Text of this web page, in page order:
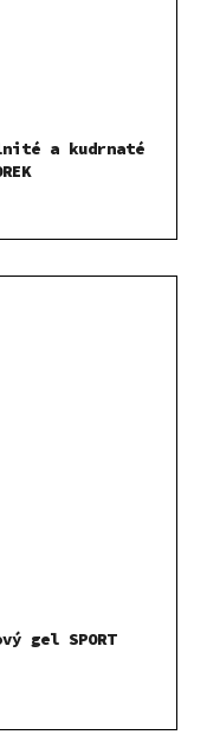
a kudrnaté
gel SPORT